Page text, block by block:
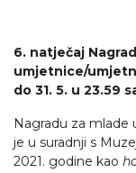
6. natječaj
umjetnice/
do 31. 5. u 23.59
Nagradu za mlade
je u suradnji s
2021. godine kao